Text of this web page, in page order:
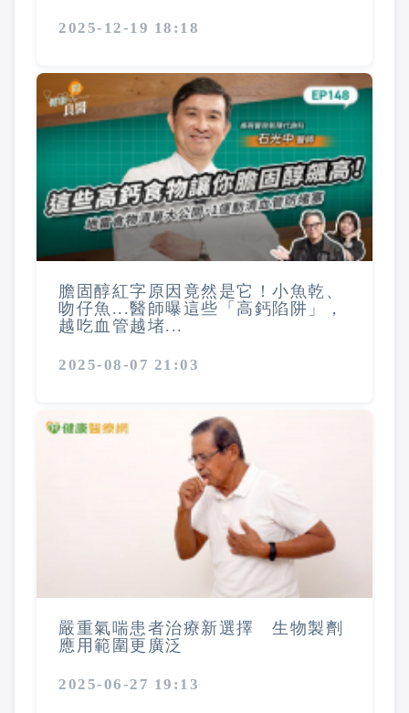
2025-12-19 18:18
膽固醇紅字原因竟然是它！小魚乾、
吻仔魚...醫師曝這些「高鈣陷阱」，
越吃血管越堵...
2025-08-07 21:03
嚴重氣喘患者治療新選擇 生物製劑
應用範圍更廣泛
2025-06-27 19:13